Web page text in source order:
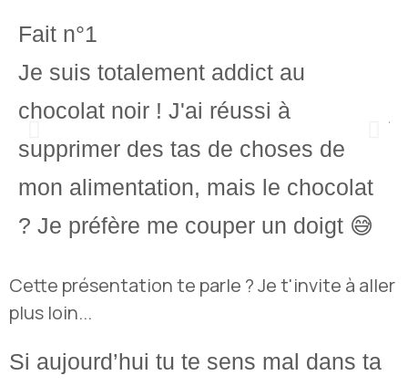
Fait n°1
Je suis totalement addict au
chocolat noir ! J'ai réussi à
supprimer des tas de choses de
mon alimentation, mais le chocolat
? Je préfère me couper un doigt 😅
Cette présentation te parle ? Je t'invite à aller
plus loin...
Si aujourd’hui tu te sens mal dans ta